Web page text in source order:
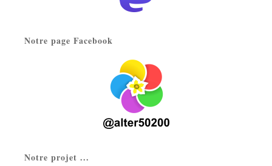
Notre page Facebook
Notre projet ...